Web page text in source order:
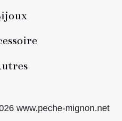
www.peche-mignon.net